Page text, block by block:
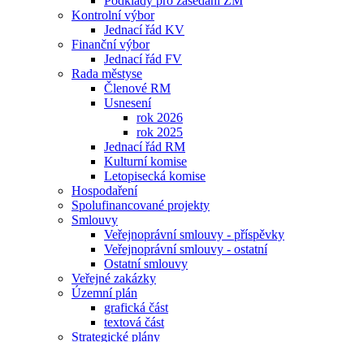
Kontrolní výbor
Jednací řád KV
Finanční výbor
Jednací řád FV
Rada městyse
Členové RM
Usnesení
rok 2026
rok 2025
Jednací řád RM
Kulturní komise
Letopisecká komise
Hospodaření
Spolufinancované projekty
Smlouvy
Veřejnoprávní smlouvy - příspěvky
Veřejnoprávní smlouvy - ostatní
Ostatní smlouvy
Veřejné zakázky
Územní plán
grafická část
textová část
Strategické plány